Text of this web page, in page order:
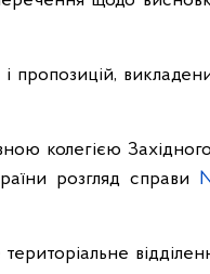
пропозицій,
колегією
розгляд справи